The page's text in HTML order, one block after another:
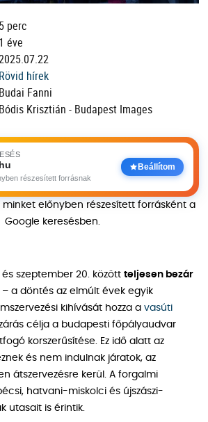
5 perc
1 éve
Rövid hírek
Budai Fanni
Bódis Krisztián - Budapest Images
részesített forrásnak
Beállítom
minket előnyben részesített forrásként a
Google keresésben.
szeptember 20. között teljesen bezár
– a döntés az elmúlt évek egyik
kihívását hozza a vasúti
célja a budapesti főpályaudvar
korszerűsítése. Ez idő alatt az
és nem indulnak járatok, az
átszervezésre kerül. A forgalmi
hatvani-miskolci és újszászi-
utasait is érintik.